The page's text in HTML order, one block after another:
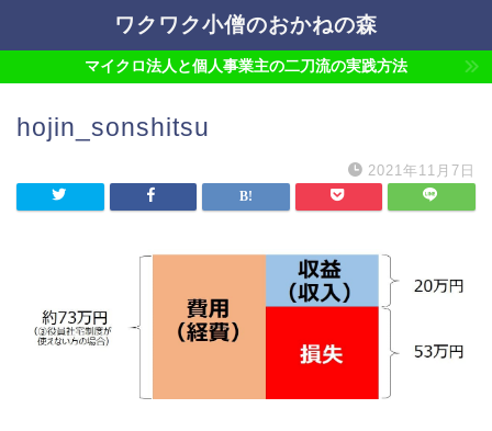
ワクワク小僧のおかねの森
マイクロ法人と個人事業主の二刀流の実践方法
hojin_sonshitsu
2021年11月7日